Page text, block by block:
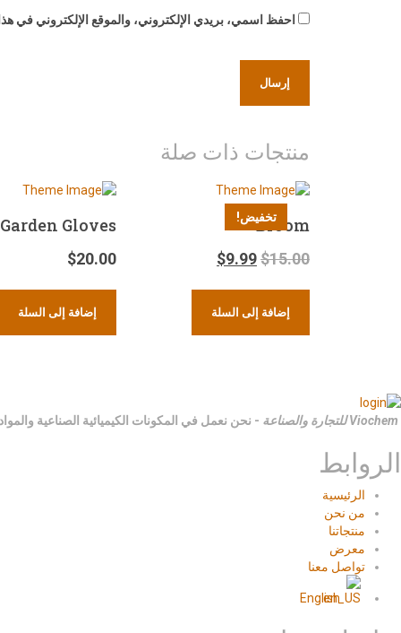
احفظ اسمي، بريدي الإلكتروني، والموقع الإلكتروني في
منتجات ذات صلة
تخفيض!Broom
$15.00
$9.99
إضافة إلى السلة
Garden Gloves
$20.00
إضافة إلى السلة
Viochem للتجارة والصناعة - نحن نعمل في المكونات الكيميائية الصناعية
الروابط
الرئيسية
من نحن
منتجاتنا
معرض
تواصل معنا
English